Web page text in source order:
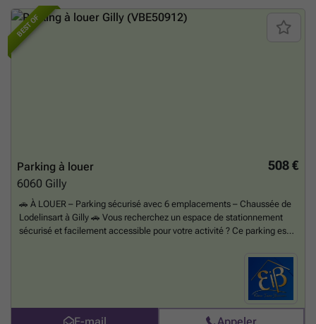
BEST OF
508 €
Parking à louer
6060 Gilly
🚗 À LOUER – Parking sécurisé avec 6 emplacements – Chaussée de
Lodelinsart à Gilly 🚗 Vous recherchez un espace de stationnement
sécurisé et facilement accessible pour votre activité ? Ce parking est
d'occasion) souhaitant bénéficier d'un emplacement stratégique. ✅ 6
emplacements de parking disponibles ✅ Environnement entièrement
sécurisé ✅ Excellente visibilité commerciale ✅ Accès aisé pour les
véhicules et la clientèle 💰 Loyer : 500 € / mois 🛡 Garantie locative : 2
mois de loyer 📌 En option : possibilité de louer un terrain clôturé